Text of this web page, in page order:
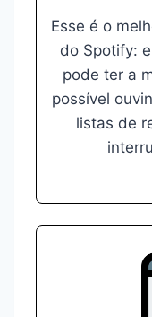
Esse é o
do Spotify:
pode ter a
possível
listas de